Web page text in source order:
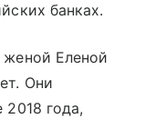
банках.
Еленой
Они
2018 года,